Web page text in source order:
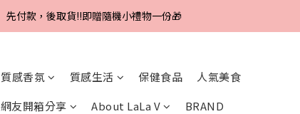
Line好友招募中，首購、回購皆贈100元
先付款，後取貨‼️即贈隨機小禮物一份🎁
質感香氛 質感生活 保健食品
人氣美食
網友開箱分享 About LaLa V BRAND